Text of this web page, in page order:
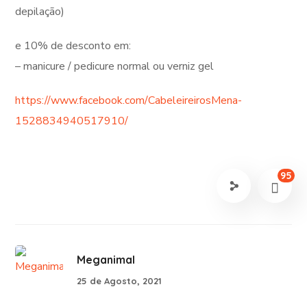
depilação)
e 10% de desconto em:
– manicure / pedicure normal ou verniz gel
https://www.facebook.com/CabeleireirosMena-
1528834940517910/
95
Meganimal
25 de Agosto, 2021